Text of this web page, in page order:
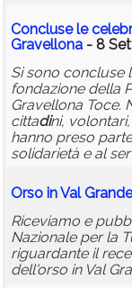
Concluse le
Gravellona - 8
Si sono concluse
fondazione della
Gravellona Toce.
cittadini,
hanno preso
solidarietà e al
Orso in Val
Riceviamo e
Nazionale per la
riguardante il
dell'orso in Val